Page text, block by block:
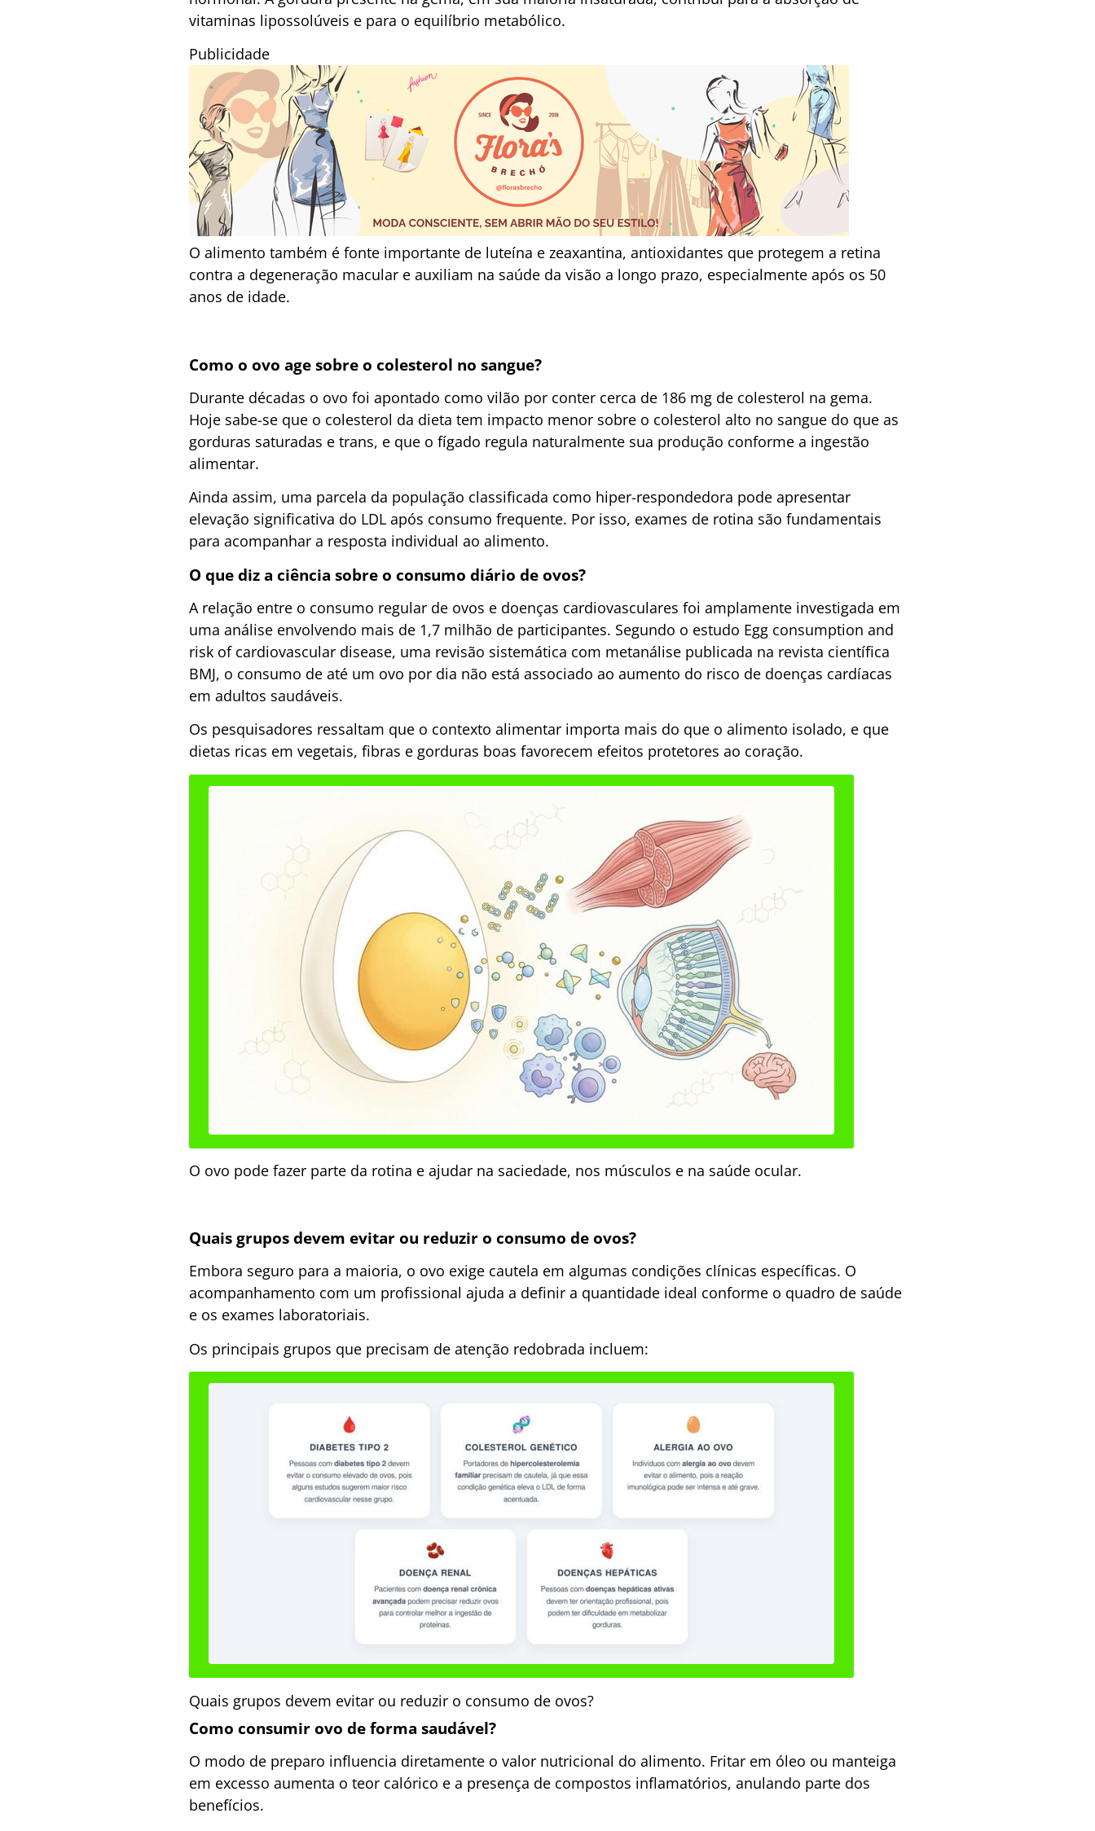
vitaminas lipossolúveis e para o equilíbrio metabólico.
Publicidade
O alimento também é fonte importante de luteína e zeaxantina, antioxidantes que protegem a retina
contra a degeneração macular e auxiliam na saúde da visão a longo prazo, especialmente após os 50
anos de idade.
Como o ovo age sobre o colesterol no sangue?
Durante décadas o ovo foi apontado como vilão por conter cerca de 186 mg de colesterol na gema.
Hoje sabe-se que o colesterol da dieta tem impacto menor sobre o colesterol alto no sangue do que as
gorduras saturadas e trans, e que o fígado regula naturalmente sua produção conforme a ingestão
alimentar.
Ainda assim, uma parcela da população classificada como hiper-respondedora pode apresentar
elevação significativa do LDL após consumo frequente. Por isso, exames de rotina são fundamentais
para acompanhar a resposta individual ao alimento.
O que diz a ciência sobre o consumo diário de ovos?
A relação entre o consumo regular de ovos e doenças cardiovasculares foi amplamente investigada em
uma análise envolvendo mais de 1,7 milhão de participantes. Segundo o estudo Egg consumption and
risk of cardiovascular disease, uma revisão sistemática com metanálise publicada na revista científica
BMJ, o consumo de até um ovo por dia não está associado ao aumento do risco de doenças cardíacas
em adultos saudáveis.
Os pesquisadores ressaltam que o contexto alimentar importa mais do que o alimento isolado, e que
dietas ricas em vegetais, fibras e gorduras boas favorecem efeitos protetores ao coração.
O ovo pode fazer parte da rotina e ajudar na saciedade, nos músculos e na saúde ocular.
Quais grupos devem evitar ou reduzir o consumo de ovos?
Embora seguro para a maioria, o ovo exige cautela em algumas condições clínicas específicas. O
acompanhamento com um profissional ajuda a definir a quantidade ideal conforme o quadro de saúde
e os exames laboratoriais.
Os principais grupos que precisam de atenção redobrada incluem:
Quais grupos devem evitar ou reduzir o consumo de ovos?
Como consumir ovo de forma saudável?
O modo de preparo influencia diretamente o valor nutricional do alimento. Fritar em óleo ou manteiga
em excesso aumenta o teor calórico e a presença de compostos inflamatórios, anulando parte dos
benefícios.